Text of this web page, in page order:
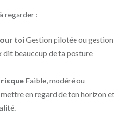
regarder :
toiGestion pilotée ou gestion
dit beaucoup de ta posture
risqueFaible, modéré ou
en regard de ton horizon et